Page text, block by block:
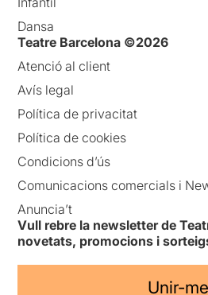
Dansa
Teatre Barcelona ©2026
Atenció al client
Avís legal
Política de privacitat
Política de cookies
Condicions d’ús
Comunicacions comercials i
Anuncia’t
Vull rebre la newsletter de
novetats, promocions i
Unir-me